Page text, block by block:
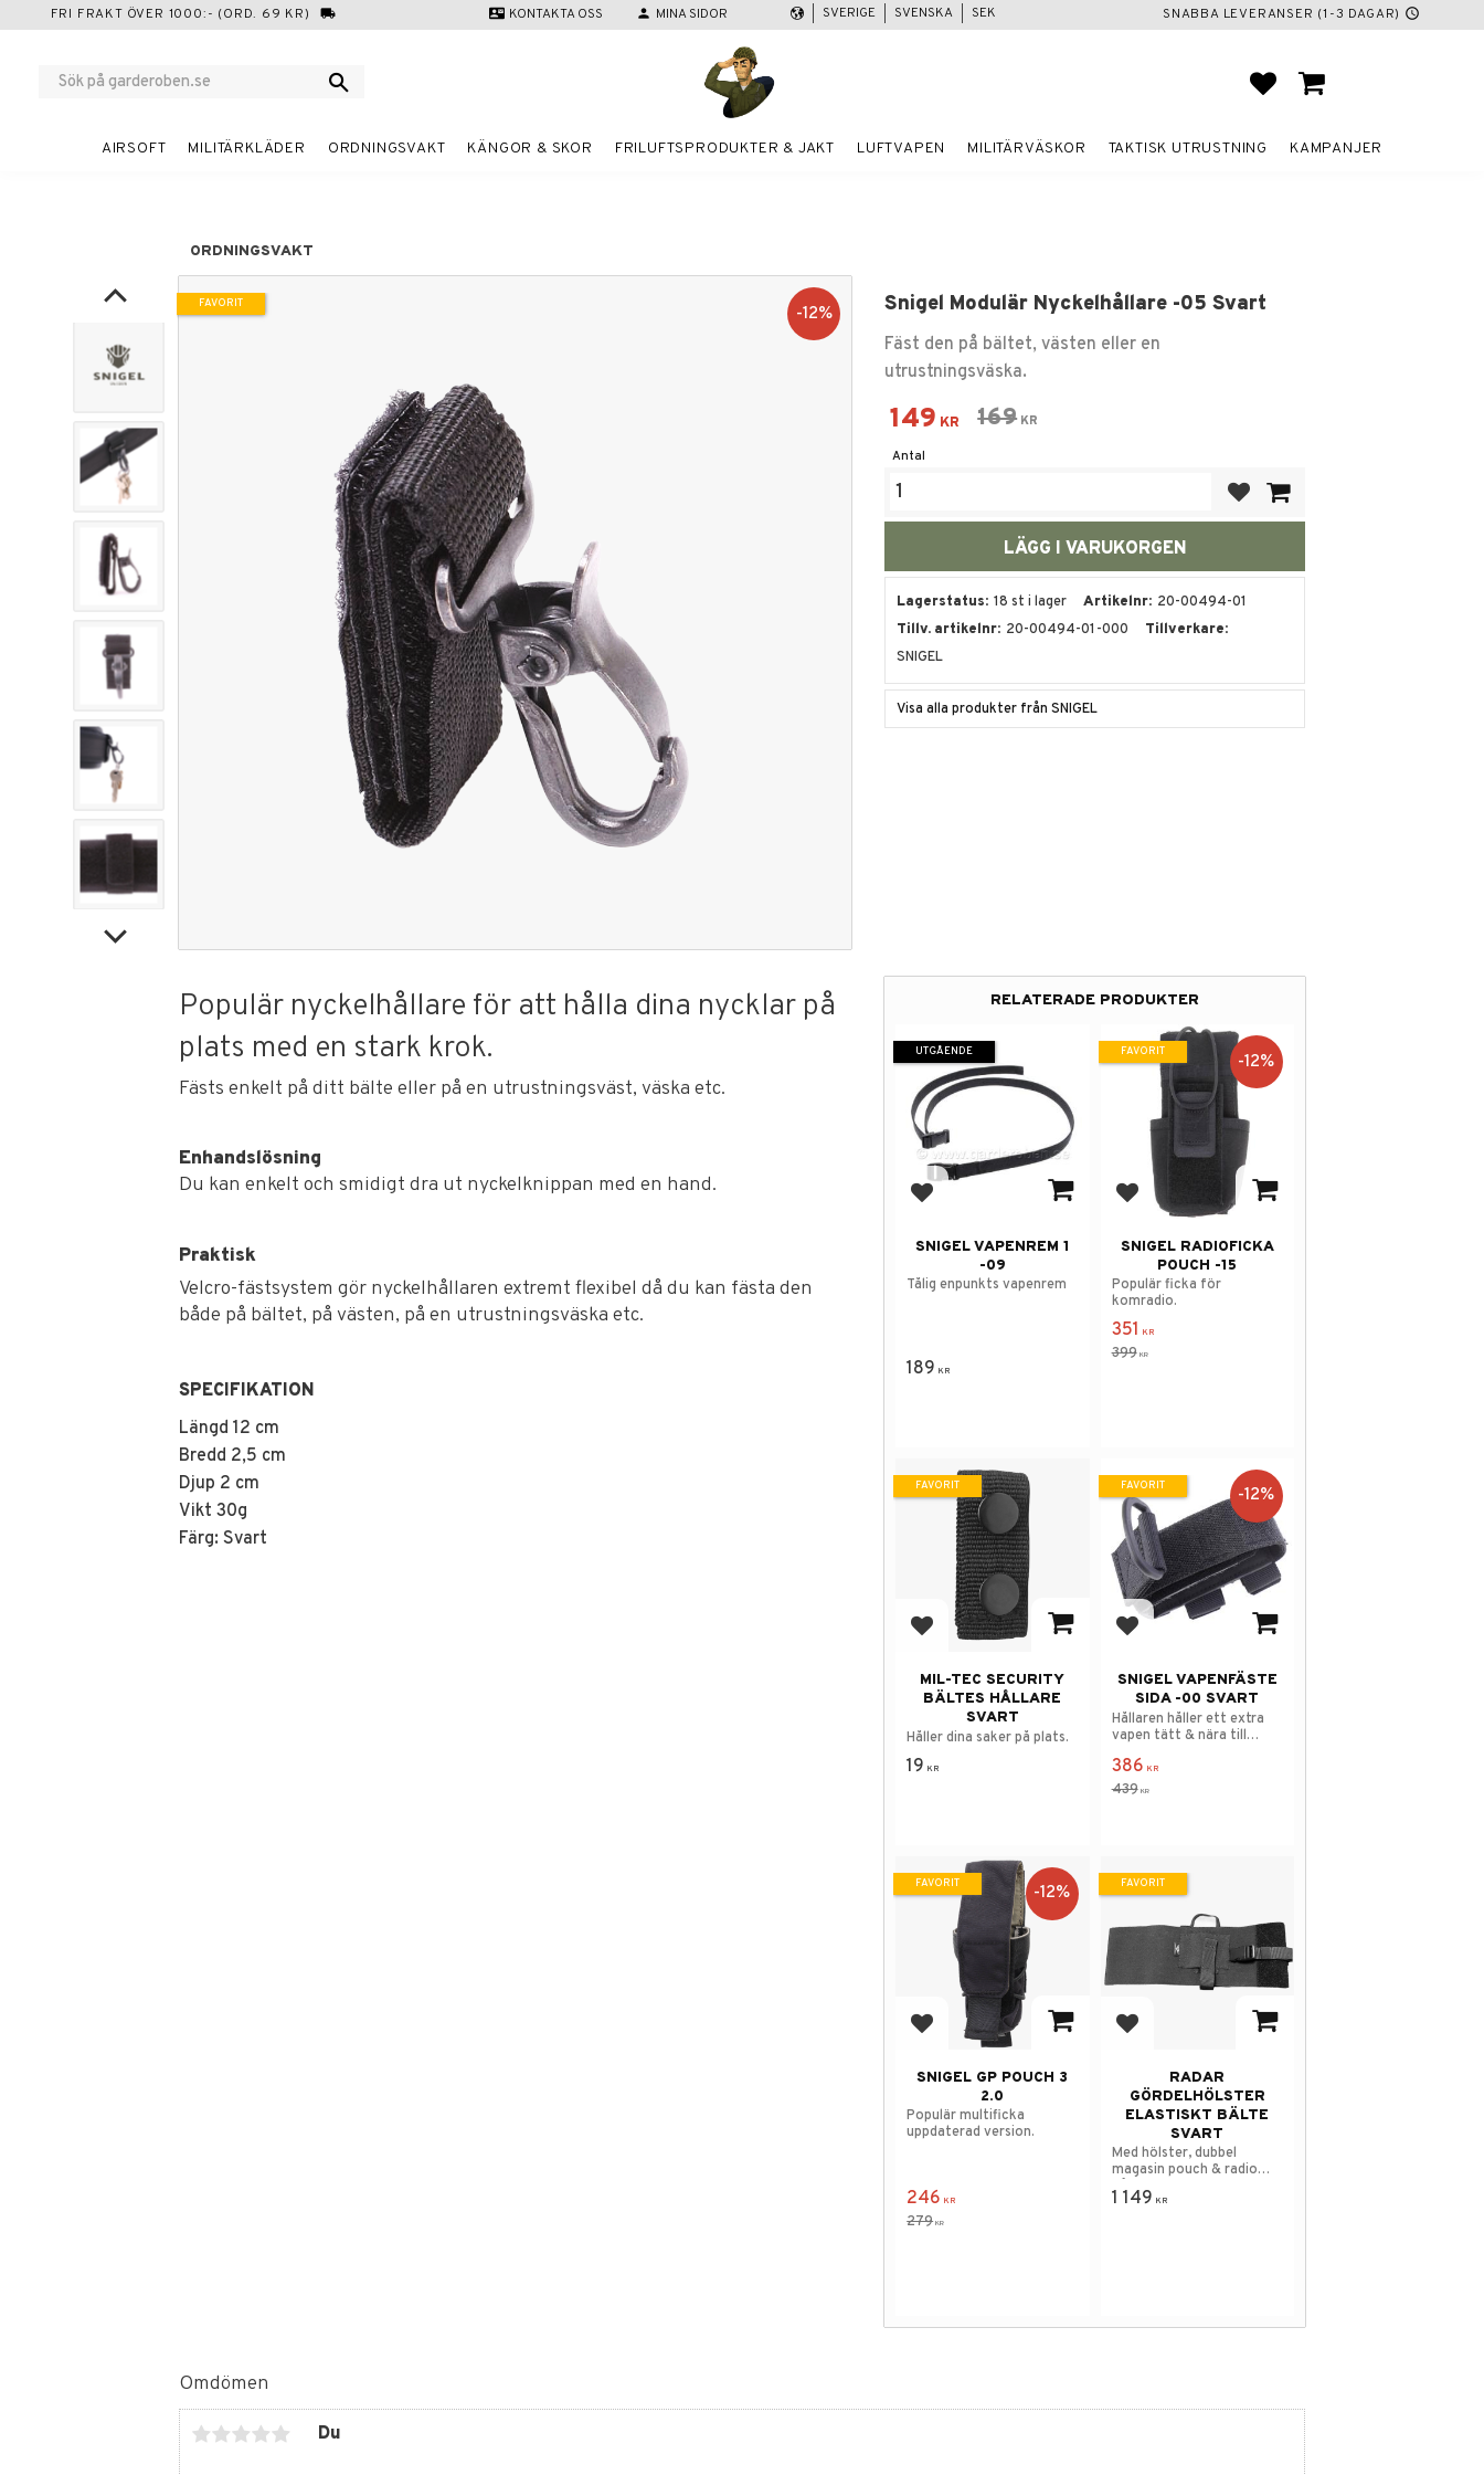
FRI FRAKT ÖVER 1000:- (ORD. 69 KR) local_shipping contact_mail KONTAKTA OSS person MINA SIDOR SNABBA LEVERANSER (1-3 DAGAR) schedule
SVERIGE SVENSKA SEK
FAVORITER
KUNDVAGN
AIRSOFT MILITÄRKLÄDER ORDNINGSVAKT KÄNGOR & SKOR FRILUFTSPRODUKTER & JAKT LUFTVAPEN MILITÄRVÄSKOR TAKTISK UTRUSTNING KAMPANJER
ORDNINGSVAKT
Snigel Modulär Nyckelhållare -05 Svart
Fäst den på bältet, västen eller en
utrustningsväska.
12%
FAVORIT
Nedsatt pris:
149 KR Ordinarie pris:
169KR
Antal
Lagerstatus 18 st i lager Artikelnr 20-00494-01
Tillv. artikelnr 20-00494-01-000
Tillverkare
SNIGEL
Visa alla produkter från SNIGEL
Populär nyckelhållare för att hålla dina nycklar på
plats med en stark krok.
Fästs enkelt på ditt bälte eller på en utrustningsväst, väska etc.
Enhandslösning
Du kan enkelt och smidigt dra ut nyckelknippan med en hand.
Praktisk
Velcro-fästsystem gör nyckelhållaren extremt flexibel då du kan fästa den
både på bältet, på västen, på en utrustningsväska etc.
SPECIFIKATION
Längd 12 cm
Bredd 2,5 cm
Djup 2 cm
Vikt 30g
Färg: Svart
Omdömen
Du
RELATERADE PRODUKTER
Lägg till i favoriter
SNIGEL VAPENREM 1
-09
Tålig enpunkts vapenrem
189 KR
UTGÅENDE
Lägg till i favoriter
SNIGEL RADIOFICKA
POUCH -15
Populär ficka för
komradio.
351 KR
399KR
12%
FAVORIT
Lägg till i favoriter
MIL-TEC SECURITY
BÄLTES HÅLLARE
SVART
Håller dina saker på plats.
19 KR
FAVORIT
Lägg till i favoriter
SNIGEL VAPENFÄSTE
SIDA -00 SVART
Hållaren håller ett extra
vapen tätt & nära till
386 KR
439KR
12%
FAVORIT
Lägg till i favoriter
SNIGEL GP POUCH 3
2.0
Populär multificka
uppdaterad version.
246 KR
279KR
12%
FAVORIT
Lägg till i favoriter
RADAR
GÖRDELHÖLSTER
ELASTISKT BÄLTE
SVART
Med hölster, dubbel
magasin pouch & radio
hållare.
1 149 KR
FAVORIT